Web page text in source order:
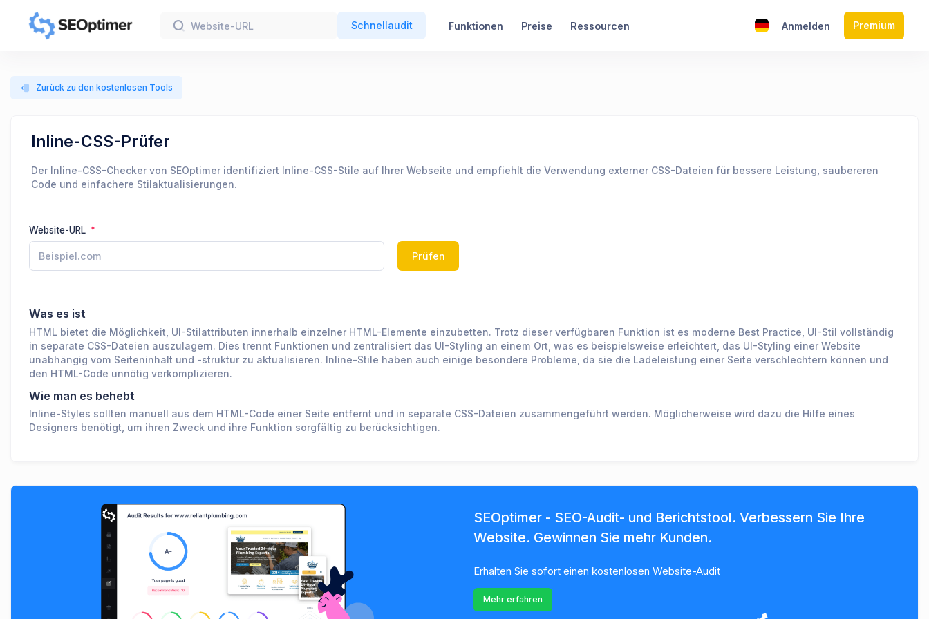
Schnellaudit Funktionen Preise Ressourcen Anmelden Premium
Zurück zu den kostenlosen Tools
Inline-CSS-Prüfer
Der Inline-CSS-Checker von SEOptimer identifiziert Inline-CSS-Stile auf Ihrer Webseite und empfiehlt die Verwendung externer CSS-Dateien für bessere Leistung, saubereren
Code und einfachere Stilaktualisierungen.
Website-URL
Prüfen
Was es ist
HTML bietet die Möglichkeit, UI-Stilattributen innerhalb einzelner HTML-Elemente einzubetten. Trotz dieser verfügbaren Funktion ist es moderne Best Practice, UI-Stil vollständig
in separate CSS-Dateien auszulagern. Dies trennt Funktionen und zentralisiert das UI-Styling an einem Ort, was es beispielsweise erleichtert, das UI-Styling einer Website
unabhängig vom Seiteninhalt und -struktur zu aktualisieren. Inline-Stile haben auch einige besondere Probleme, da sie die Ladeleistung einer Seite verschlechtern können und
den HTML-Code unnötig verkomplizieren.
Wie man es behebt
Inline-Styles sollten manuell aus dem HTML-Code einer Seite entfernt und in separate CSS-Dateien zusammengeführt werden. Möglicherweise wird dazu die Hilfe eines
Designers benötigt, um ihren Zweck und ihre Funktion sorgfältig zu berücksichtigen.
SEOptimer - SEO-Audit- und Berichtstool. Verbessern Sie Ihre
Website. Gewinnen Sie mehr Kunden.
Erhalten Sie sofort einen kostenlosen Website-Audit
Mehr erfahren